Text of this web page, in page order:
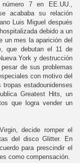
7 en EE.UU.,
acababa su relación
Luis Miguel después
debido a un
un mes la aparición del
que debutan el 11 de
York y destrucción
de sus problemas
con motivo del
estadounidenses
Greatest Hits, un
que logra vender un
decide romper el
del disco Glitter. En
para prescindir el
como compensación.